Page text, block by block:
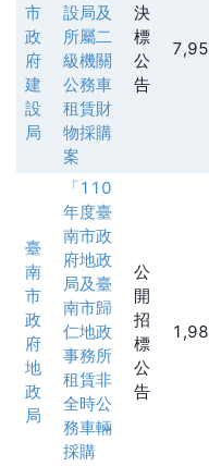
市
政
府
建
設
局
設局及
所屬二
級機關
公務車
租賃財
物採購
案
決
標
公
告
臺
南
市
政
府
地
政
局
「110
年度臺
南市政
府地政
局及臺
南市歸
仁地政
事務所
租賃非
全時公
務車輛
採購
公
開
招
標
公
告